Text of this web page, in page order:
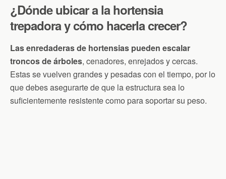
¿Dónde ubicar a la hortensia
trepadora y cómo hacerla crecer?
Las enredaderas de hortensias pueden escalar
troncos de árboles, cenadores, enrejados y cercas.
Estas se vuelven grandes y pesadas con el tiempo, por lo
que debes asegurarte de que la estructura sea lo
suficientemente resistente como para soportar su peso.